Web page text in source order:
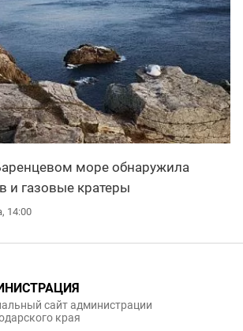
море обнаружила
и газовые кратеры
14:00
сайт администрации
края